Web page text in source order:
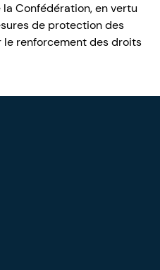
Confédération, en vertu
de protection des
le renforcement des droits